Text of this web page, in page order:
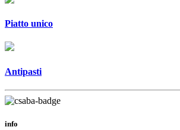
Piatto unico
Antipasti
info